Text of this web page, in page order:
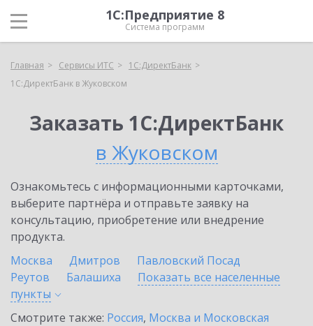
1С:Предприятие 8
Система программ
Главная Сервисы ИТС
1С:ДиректБанк
1С:ДиректБанк в Жуковском
Заказать 1С:ДиректБанк
в Жуковском
Ознакомьтесь с информационными карточками,
выберите партнёра и отправьте заявку на
консультацию, приобретение или внедрение
продукта.
Москва
Дмитров
Павловский Посад
Реутов
Балашиха
Показать все населенные
пункты
Смотрите также: Россия, Москва и Московская